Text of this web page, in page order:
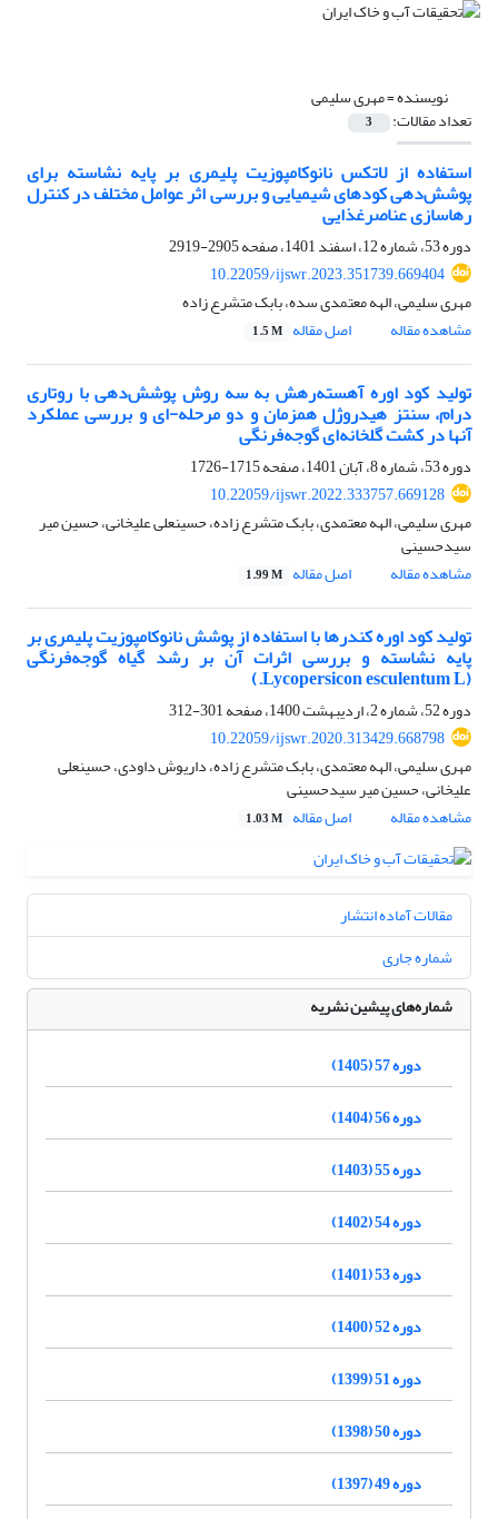
نویسنده =مهری سلیمی
تعداد مقالات: 3
استفاده از لاتکس نانوکامپوزیت پلیمری بر پایه نشاسته برای
پوشش‌دهی کودهای شیمیایی و بررسی اثر عوامل مختلف در کنترل
رهاسازی عناصرغذایی
دوره 53، شماره 12، اسفند 1401، صفحه
2905-2919
10.22059/ijswr.2023.351739.669404
مهری سلیمی، الهه معتمدی سده، بابک متشرع زاده
مشاهده مقاله
اصل مقاله 1.5 M
تولید کود اوره آهسته‌رهش به سه روش پوشش‌دهی با روتاری
درام، سنتز هیدروژل همزمان و دو مرحله-ای و بررسی عملکرد
آنها در کشت گلخانه‌ای گوجه‌فرنگی
دوره 53، شماره 8، آبان 1401، صفحه
1715-1726
10.22059/ijswr.2022.333757.669128
مهری سلیمی، الهه معتمدی، بابک متشرع زاده، حسینعلی علیخانی، حسین میر
سیدحسینی
مشاهده مقاله
اصل مقاله 1.99 M
تولید کود اوره کندرها با استفاده از پوشش نانوکامپوزیت پلیمری بر
پایه نشاسته و بررسی اثرات آن بر رشد گیاه گوجه‌فرنگی
(Lycopersicon esculentum L.)
دوره 52، شماره 2، اردیبهشت 1400، صفحه
301-312
10.22059/ijswr.2020.313429.668798
مهری سلیمی، الهه معتمدی، بابک متشرع زاده، داریوش داودی، حسینعلی
علیخانی، حسین میر سیدحسینی
مشاهده مقاله
اصل مقاله 1.03 M
مقالات آماده انتشار
شماره جاری
شماره‌های پیشین نشریه
دوره 57 (1405)
دوره 56 (1404)
دوره 55 (1403)
دوره 54 (1402)
دوره 53 (1401)
دوره 52 (1400)
دوره 51 (1399)
دوره 50 (1398)
دوره 49 (1397)